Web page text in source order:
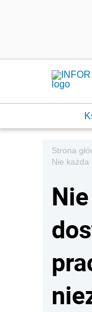
Strona
Nie każda